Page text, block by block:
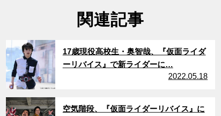
関連記事
サムネイル
17歳現役高校生・奥智哉、『仮面ライダ
ーリバイス』で新ライダーに…
2022.05.18
サムネイル
空気階段、『仮面ライダーリバイス』に